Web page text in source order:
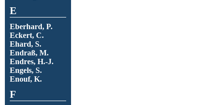
E
Eberhard, P.
Eckert, C.
Ehard, S.
Endraß, M.
Endres, H.-J.
Engels, S.
Enouf, K.
F